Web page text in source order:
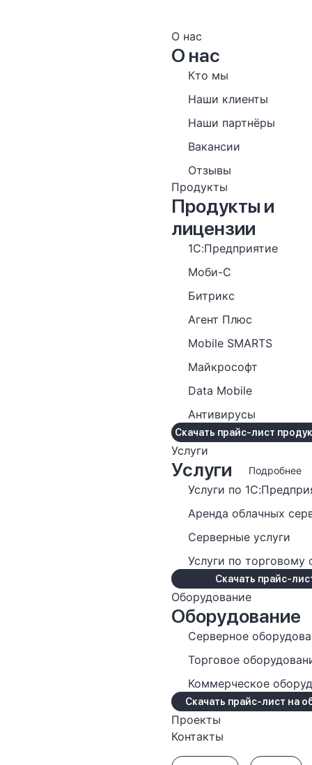
О нас
О нас
Кто мы
Наши клиенты
Наши партнёры
Вакансии
Отзывы
Продукты
Продукты и
лицензии
1С:Предприятие
Моби-С
Битрикс
Агент Плюс
Mobile SMARTS
Майкрософт
Data Mobile
Антивирусы
Скачать прайс-лист
Услуги
Услуги Подробнее
Услуги по
Аренда облачных
Серверные услуги
Услуги по торговому
Скачать прайс-
Оборудование
Оборудование
Серверное
Торговое
Коммерческое
Скачать прайс-лист на
Проекты
Контакты